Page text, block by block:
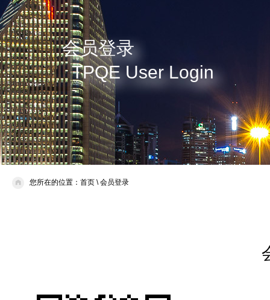
会员登录
TPQE User Login
您所在的位置： 首页 \会员登录